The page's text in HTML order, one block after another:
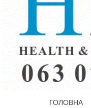
ГОЛОВНА